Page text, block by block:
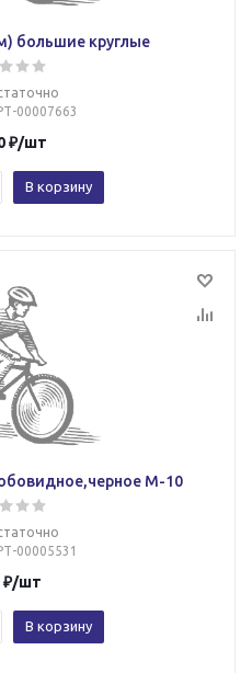
большие круглые
00007663
₽/шт
В корзину
М-10
00005531
₽/шт
В корзину